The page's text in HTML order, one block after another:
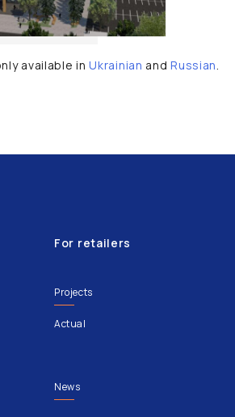
available inUkrainian andRussian.
For retailers
Projects
Actual
News